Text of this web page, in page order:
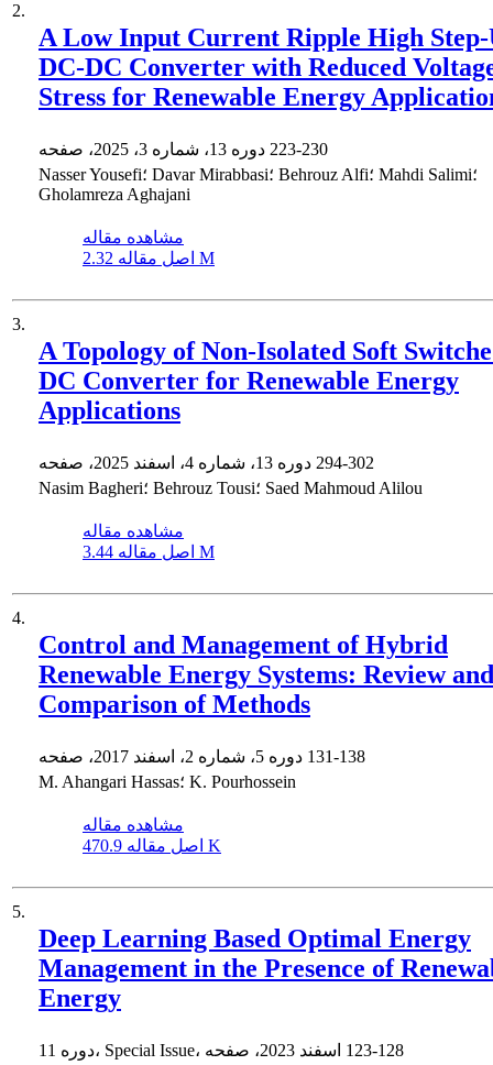
2.
A Low Input Current Ripple High
DC-DC Converter with Reduced
Stress for Renewable Energy
223-230
Nasser Yousefi؛ Davar Mirabbasi؛ Behrouz Alfi؛ Mahdi Salimi؛
Gholamreza Aghajani
مشاهده مقاله
اصل مقاله 2.32 M
3.
A Topology of Non-Isolated Soft
DC Converter for Renewable Energy
Applications
294-302
Nasim Bagheri؛ Behrouz Tousi؛ Saed Mahmoud Alilou
مشاهده مقاله
اصل مقاله 3.44 M
4.
Control and Management of Hybrid
Renewable Energy Systems: Review and
Comparison of Methods
131-138
M. Ahangari Hassas؛ K. Pourhossein
مشاهده مقاله
اصل مقاله 470.9 K
5.
Deep Learning Based Optimal Energy
Management in the Presence of
Energy
123-128